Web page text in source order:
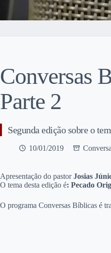
Conversas
Parte 2
Segunda edição sobre o
10/01/2019
Apresentação do pastorJosias
O tema desta edição é: Pecado
O programa Conversas Bíblicas é